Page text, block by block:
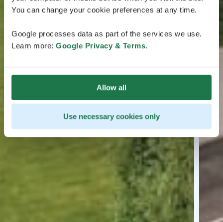
You can change your cookie preferences at any time.
Google processes data as part of the services we use.
Learn more: Google Privacy & Terms.
Allow all
Use necessary cookies only